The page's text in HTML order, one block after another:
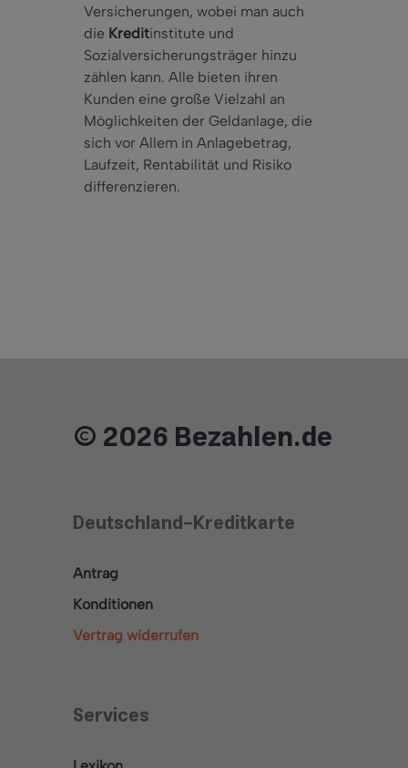
Versicherungen, wobei man auch
die Kreditinstitute und
Sozialversicherungsträger hinzu
zählen kann. Alle bieten ihren
Kunden eine große Vielzahl an
Möglichkeiten der Geldanlage, die
sich vor Allem in Anlagebetrag,
Laufzeit, Rentabilität und Risiko
differenzieren.
© 2026 Bezahlen.de
Deutschland-Kreditkarte
Antrag
Konditionen
Vertrag widerrufen
Services